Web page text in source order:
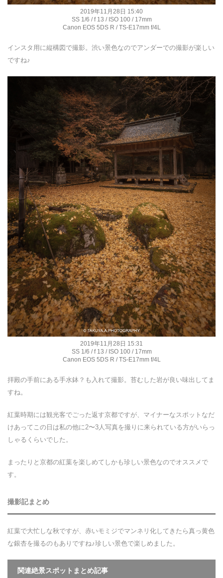
2019年11月28日 15:40
SS 1/6 / f 13 / ISO 100 / 17mm
Canon EOS 5DS R / TS-E17mm f/4L
インスタ用に縦構図で撮影。渋い景色なのでアンダーでの撮影が楽しい
ですね♪
2019年11月28日 15:31
SS 1/6 / f 13 / ISO 100 / 17mm
Canon EOS 5DS R / TS-E17mm f/4L
拝殿の手前にある手水鉢？も入れて撮影。苔むした岩が良い味出してま
すね。
紅葉時期には観光客でごった返す京都ですが、マイナーなスポットなだ
けあってこの日は私の他に2〜3人写真を撮りに来られている方がいらっ
しゃるくらいでした。
まったりと京都の紅葉を楽しめてしかも珍しい景色なのでオススメで
す。
撮影記まとめ
紅葉で大忙しな秋ですが、赤いモミジでマンネリ化してきたら真っ黄色
な銀杏を撮るのもありですね♪珍しい景色で楽しめました。
関連絶景スポットまとめ記事